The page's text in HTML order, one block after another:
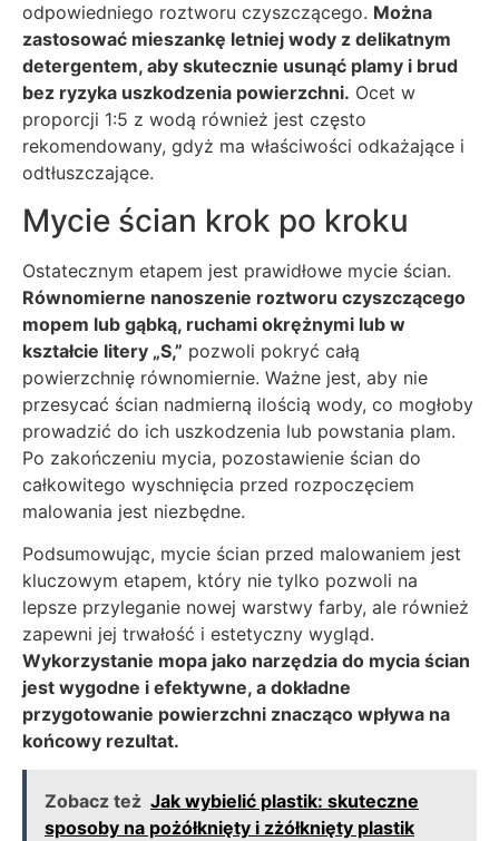
odpowiedniego roztworu czyszczącego. Można
zastosować mieszankę letniej wody z delikatnym
detergentem, aby skutecznie usunąć plamy i brud
bez ryzyka uszkodzenia powierzchni. Ocet w
proporcji 1:5 z wodą również jest często
rekomendowany, gdyż ma właściwości odkażające i
odtłuszczające.
Mycie ścian krok po kroku
Ostatecznym etapem jest prawidłowe mycie ścian.
Równomierne nanoszenie roztworu czyszczącego
mopem lub gąbką, ruchami okrężnymi lub w
kształcie litery „S,” pozwoli pokryć całą
powierzchnię równomiernie. Ważne jest, aby nie
przesycać ścian nadmierną ilością wody, co mogłoby
prowadzić do ich uszkodzenia lub powstania plam.
Po zakończeniu mycia, pozostawienie ścian do
całkowitego wyschnięcia przed rozpoczęciem
malowania jest niezbędne.
Podsumowując, mycie ścian przed malowaniem jest
kluczowym etapem, który nie tylko pozwoli na
lepsze przyleganie nowej warstwy farby, ale również
zapewni jej trwałość i estetyczny wygląd.
Wykorzystanie mopa jako narzędzia do mycia ścian
jest wygodne i efektywne, a dokładne
przygotowanie powierzchni znacząco wpływa na
końcowy rezultat.
Zobacz też Jak wybielić plastik: skuteczne
sposoby na pożółknięty i zżółknięty plastik